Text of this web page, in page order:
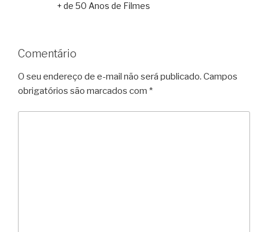
+ de 50 Anos de Filmes
Comentário
O seu endereço de e-mail não será publicado. Campos
obrigatórios são marcados com *